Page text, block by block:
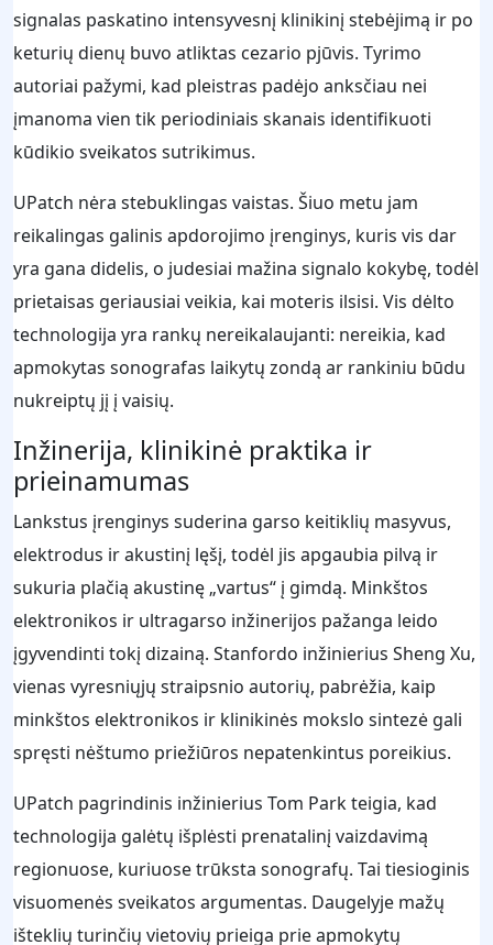
signalas paskatino intensyvesnį klinikinį stebėjimą ir po
keturių dienų buvo atliktas cezario pjūvis. Tyrimo
autoriai pažymi, kad pleistras padėjo anksčiau nei
įmanoma vien tik periodiniais skanais identifikuoti
kūdikio sveikatos sutrikimus.
UPatch nėra stebuklingas vaistas. Šiuo metu jam
reikalingas galinis apdorojimo įrenginys, kuris vis dar
yra gana didelis, o judesiai mažina signalo kokybę, todėl
prietaisas geriausiai veikia, kai moteris ilsisi. Vis dėlto
technologija yra rankų nereikalaujanti: nereikia, kad
apmokytas sonografas laikytų zondą ar rankiniu būdu
nukreiptų jį į vaisių.
Inžinerija, klinikinė praktika ir
prieinamumas
Lankstus įrenginys suderina garso keitiklių masyvus,
elektrodus ir akustinį lęšį, todėl jis apgaubia pilvą ir
sukuria plačią akustinę „vartus“ į gimdą. Minkštos
elektronikos ir ultragarso inžinerijos pažanga leido
įgyvendinti tokį dizainą. Stanfordo inžinierius Sheng Xu,
vienas vyresniųjų straipsnio autorių, pabrėžia, kaip
minkštos elektronikos ir klinikinės mokslo sintezė gali
spręsti nėštumo priežiūros nepatenkintus poreikius.
UPatch pagrindinis inžinierius Tom Park teigia, kad
technologija galėtų išplėsti prenatalinį vaizdavimą
regionuose, kuriuose trūksta sonografų. Tai tiesioginis
visuomenės sveikatos argumentas. Daugelyje mažų
išteklių turinčių vietovių prieiga prie apmokytų